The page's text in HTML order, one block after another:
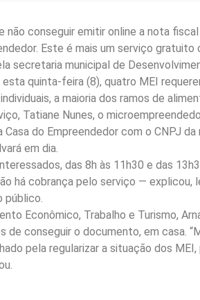
não conseguir emitir online a nota
Este é mais um serviço
secretaria municipal de
quinta-feira (8), quatro MEI
a maioria dos ramos de
Tatiane Nunes, o
do Empreendedor com o CNPJ
em dia.
das 8h às 11h30 e das
há cobrança pelo serviço — explicou,
público.
Econômico, Trabalho e Turismo,
conseguir o documento, em casa.
pela regularizar a situação dos